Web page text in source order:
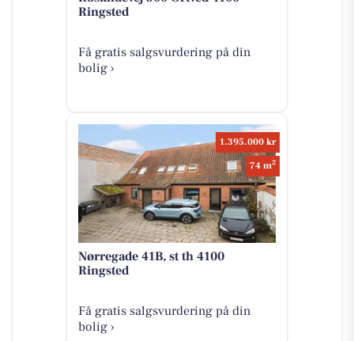
Ringsted
Få gratis salgsvurdering på din
bolig ›
1.395.000 kr
74 m2
Nørregade 41B, st th 4100
Ringsted
Få gratis salgsvurdering på din
bolig ›